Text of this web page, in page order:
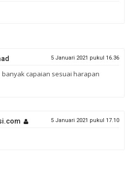
5 Januari 2021 pukul 16.36
banyak capaian sesuai harapan
5 Januari 2021 pukul 17.10